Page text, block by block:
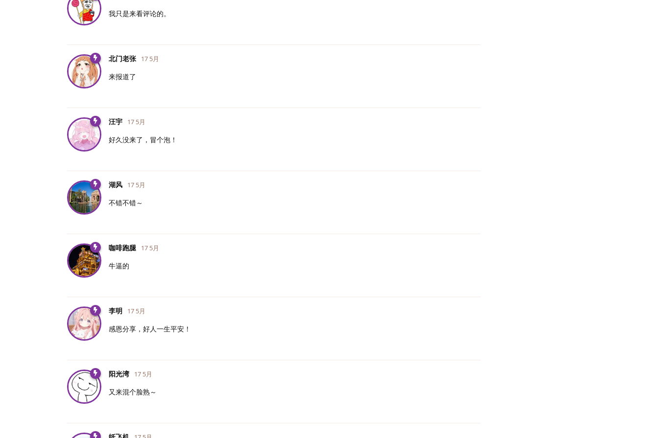
我只是来看评论的。
北门老张 17 5月
来报道了
汪宇 17 5月
好久没来了，冒个泡！
湖风 17 5月
不错不错～
咖啡跑腿 17 5月
牛逼的
李明 17 5月
感恩分享，好人一生平安！
阳光湾 17 5月
又来混个脸熟～